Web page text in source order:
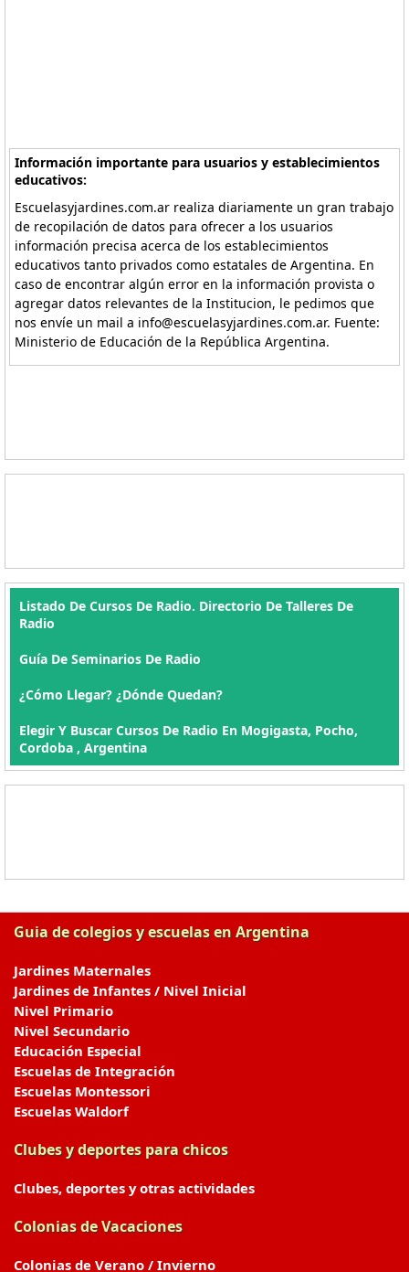
Información importante para usuarios y establecimientos
educativos:
Escuelasyjardines.com.ar realiza diariamente un gran trabajo
de recopilación de datos para ofrecer a los usuarios
información precisa acerca de los establecimientos
educativos tanto privados como estatales de Argentina. En
caso de encontrar algún error en la información provista o
agregar datos relevantes de la Institucion, le pedimos que
nos envíe un mail a info@escuelasyjardines.com.ar. Fuente:
Ministerio de Educación de la República Argentina.
Listado De Cursos De Radio. Directorio De Talleres De
Radio
Guía De Seminarios De Radio
¿Cómo Llegar? ¿Dónde Quedan?
Elegir Y Buscar Cursos De Radio En Mogigasta, Pocho,
Cordoba , Argentina
Guia de colegios y escuelas en Argentina
Jardines Maternales
Jardines de Infantes / Nivel Inicial
Nivel Primario
Nivel Secundario
Educación Especial
Escuelas de Integración
Escuelas Montessori
Escuelas Waldorf
Clubes y deportes para chicos
Clubes, deportes y otras actividades
Colonias de Vacaciones
Colonias de Verano / Invierno